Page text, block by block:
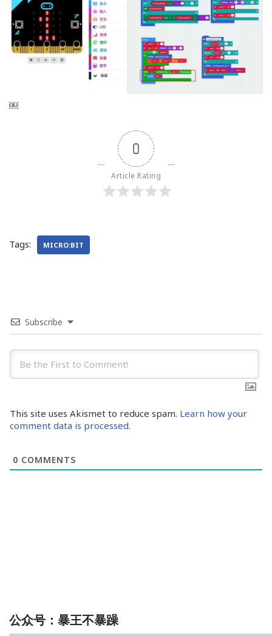
￼
0
Article Rating
Tags: MICRO:BIT
Subscribe
This site uses Akismet to reduce spam. Learn how your
comment data is processed.
0 COMMENTS
公众号：暴王不暴躁